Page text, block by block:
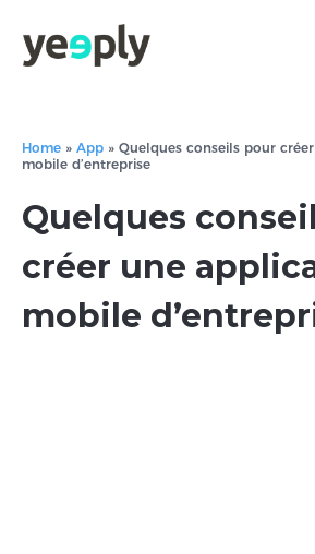
Home » App » Quelques conseils pour
mobile d’entreprise
Quelques
créer une
mobile